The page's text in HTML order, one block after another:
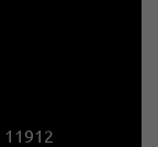
11912